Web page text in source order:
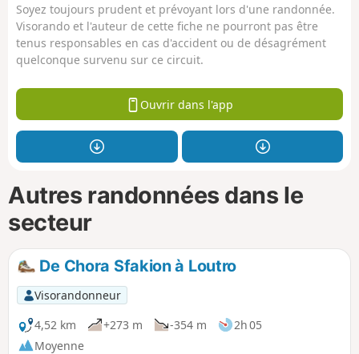
Soyez toujours prudent et prévoyant lors d'une randonnée.
Visorando et l'auteur de cette fiche ne pourront pas être
tenus responsables en cas d'accident ou de désagrément
quelconque survenu sur ce circuit.
Ouvrir dans l'app
Autres randonnées dans le
secteur
De Chora Sfakion à Loutro
Visorandonneur
4,52 km
+273 m -354 m
2h 05
Moyenne